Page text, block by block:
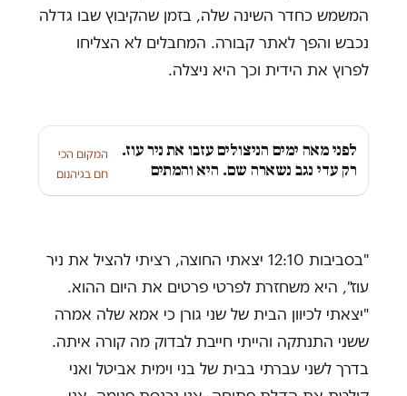
המשמש כחדר השינה שלה, בזמן שהקיבוץ שבו גדלה
נכבש והפך לאתר קבורה. המחבלים לא הצליחו
לפרוץ את הידית וכך היא ניצלה.
לפני מאה ימים הניצולים עזבו את ניר עוז.
רק עדי נגב נשארה שם. היא והמתים
המקום הכי
חם בגיהנום
"בסביבות 12:10 יצאתי החוצה, רציתי להציל את ניר
עוז", היא משחזרת לפרטי פרטים את היום ההוא.
"יצאתי לכיוון הבית של שני גורן כי אמא שלה אמרה
ששני התנתקה והייתי חייבת לבדוק מה קורה איתה.
בדרך לשני עברתי בבית של בני וימית אביטל ואני